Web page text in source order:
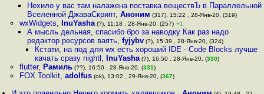
Нехило у вас там налажена поставка веществЪ в Параллельной
Вселенной ДжаваСкрипт, Аноним (317), 15:22 , 28-Янв-20, (319)
wxWidgets, InuYasha(?), 11:18 , 28-Янв-20, (257) +1
А мысль дельная, спасибо бро за наводку Как раз надо
редактор ресурсов ваять, fyjybv(?), 15:39 , 28-Янв-20, (324)
Кстати, на под для wx есть хороший IDE - Code Blocks лучше
качать сразу nightl , InuYasha (?), 16:50 , 28-Янв-20, (330)
flutter, Рамиль(??), 16:50 , 28-Янв-20, (331)
FOX Toolkit, adolfus(ok), 13:02 , 29-Янв-20, (367)